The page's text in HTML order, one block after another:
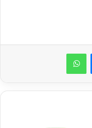
ماسنجر واتساب